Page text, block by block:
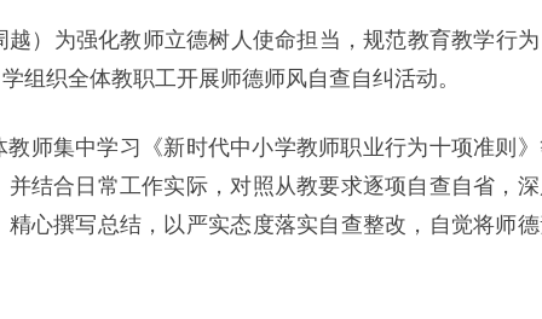
越）为强化教师立德树人使命担当，规范教育教学行
组织全体教职工开展师德师风自查自纠活动。
师集中学习《新时代中小学教师职业行为十项准则
结合日常工作实际，对照从教要求逐项自查自省，
心撰写总结，以严实态度落实自查整改，自觉将师